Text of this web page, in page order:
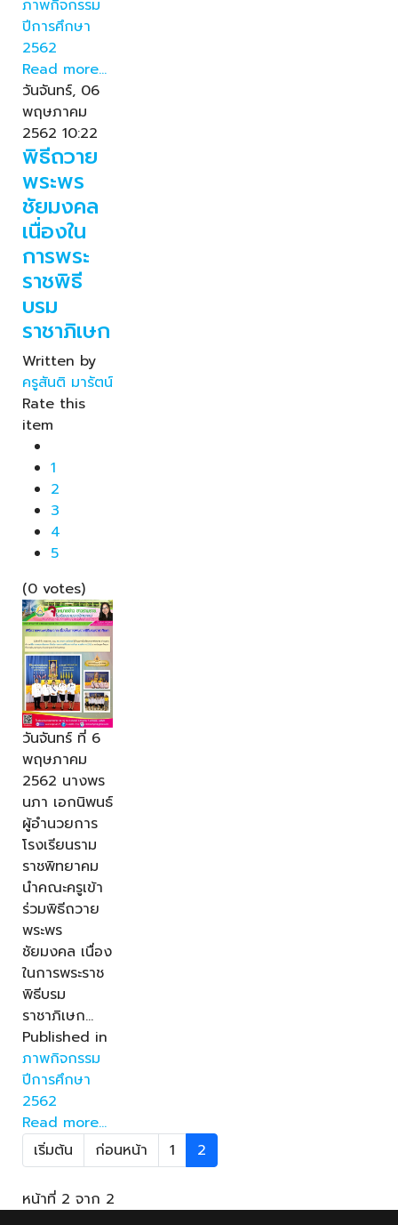
ภาพกิจกรรม
ปีการศึกษา
2562
Read more...
วันจันทร์, 06
พฤษภาคม
2562 10:22
พิธีถวาย
พระพร
ชัยมงคล
เนื่องใน
การพระ
ราชพิธี
บรม
ราชาภิเษก
Written by
ครูสันติ มารัตน์
Rate this
item
1
2
3
4
5
(0 votes)
วันจันทร์ ที่ 6
พฤษภาคม
2562 นางพร
นภา เอกนิพนธ์
ผู้อำนวยการ
โรงเรียนราม
ราชพิทยาคม
นำคณะครูเข้า
ร่วมพิธีถวาย
พระพร
ชัยมงคล เนื่อง
ในการพระราช
พิธีบรม
ราชาภิเษก…
Published in
ภาพกิจกรรม
ปีการศึกษา
2562
Read more...
เริ่มต้น
ก่อนหน้า 1 2
หน้าที่ 2 จาก 2